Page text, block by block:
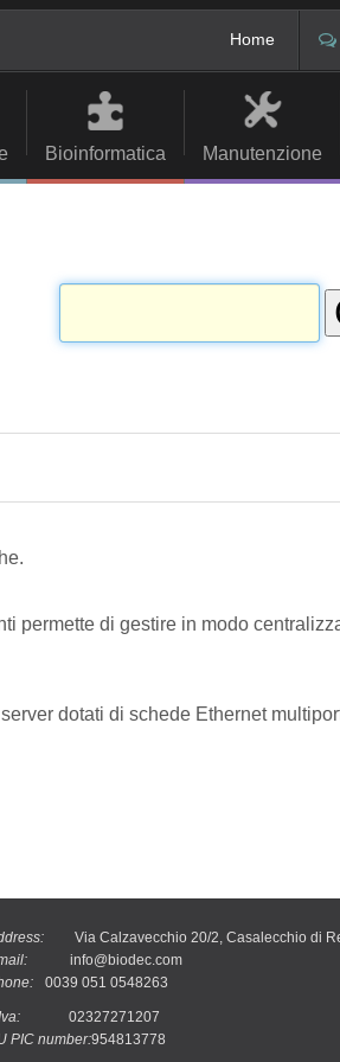
Home
Bioinformatica Manutenzione
permette di gestire in modo
dotati di schede Ethernet
Via Calzavecchio 20/2, Casalecchio di
info@biodec.com
0039 051 0548263
02327271207
PIC number:954813778